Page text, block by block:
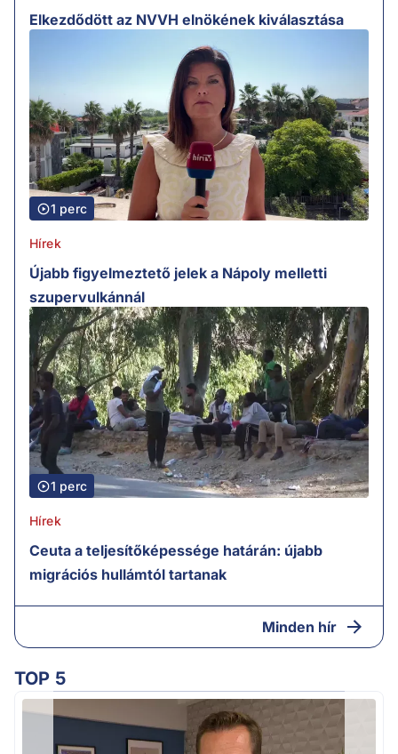
Elkezdődött az NVVH elnökének kiválasztása
1 perc
Hírek
Újabb figyelmeztető jelek a Nápoly melletti
szupervulkánnál
1 perc
Hírek
Ceuta a teljesítőképessége határán: újabb
migrációs hullámtól tartanak
Minden hír
TOP 5